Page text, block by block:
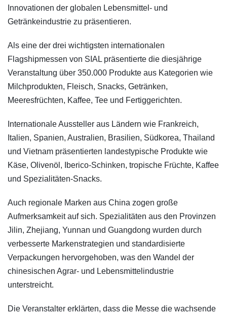
Innovationen der globalen Lebensmittel- und
Getränkeindustrie zu präsentieren.
Als eine der drei wichtigsten internationalen
Flagshipmessen von SIAL präsentierte die diesjährige
Veranstaltung über 350.000 Produkte aus Kategorien wie
Milchprodukten, Fleisch, Snacks, Getränken,
Meeresfrüchten, Kaffee, Tee und Fertiggerichten.
Internationale Aussteller aus Ländern wie Frankreich,
Italien, Spanien, Australien, Brasilien, Südkorea, Thailand
und Vietnam präsentierten landestypische Produkte wie
Käse, Olivenöl, Iberico-Schinken, tropische Früchte, Kaffee
und Spezialitäten-Snacks.
Auch regionale Marken aus China zogen große
Aufmerksamkeit auf sich. Spezialitäten aus den Provinzen
Jilin, Zhejiang, Yunnan und Guangdong wurden durch
verbesserte Markenstrategien und standardisierte
Verpackungen hervorgehoben, was den Wandel der
chinesischen Agrar- und Lebensmittelindustrie
unterstreicht.
Die Veranstalter erklärten, dass die Messe die wachsende